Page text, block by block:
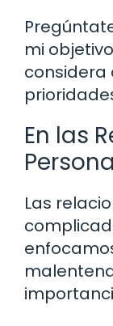
mi
considera
En las
Las